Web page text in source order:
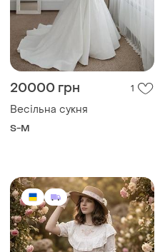
20000 грн 1
Весільна сукня
S-M